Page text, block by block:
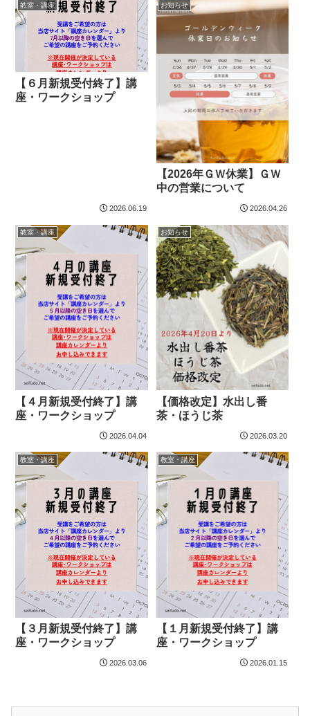
教室・講座
【６月新規受付終了】講
座・ワークショップ
2026.06.19
お知らせ
【2026年ＧＷ休業】ＧＷ
中の営業について
2026.04.26
教室・講座
【４月新規受付終了】講
座・ワークショップ
2026.04.04
お知らせ
【価格改定】水出し番
茶・ほうじ茶
2026.03.20
教室・講座
【３月新規受付終了】講
座・ワークショップ
2026.03.06
教室・講座
【１月新規受付終了】講
座・ワークショップ
2026.01.15